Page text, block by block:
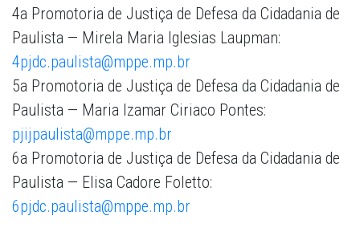
4a Promotoria de Justiça de Defesa da Cidadania de
Paulista — Mirela Maria Iglesias Laupman:
4pjdc.paulista@mppe.mp.br
5a Promotoria de Justiça de Defesa da Cidadania de
Paulista — Maria Izamar Ciriaco Pontes:
pjijpaulista@mppe.mp.br
6a Promotoria de Justiça de Defesa da Cidadania de
Paulista — Elisa Cadore Foletto:
6pjdc.paulista@mppe.mp.br